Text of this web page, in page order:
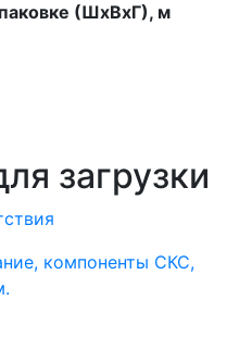
(ШхВхГ), м
загрузки